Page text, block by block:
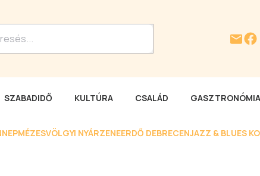
SZABADIDŐ KULTÚRA CSALÁD GASZTRONÓMIA
MÉZESVÖLGYI NYÁRZENEERDŐ DEBRECENJAZZ & BLUES